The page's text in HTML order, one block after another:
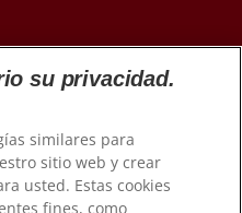
su privacidad.
similares para
sitio web y crear
usted. Estas cookies
fines, como